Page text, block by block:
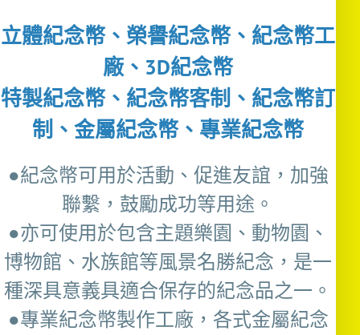
立體紀念幣、榮譽紀念幣、紀念幣工
廠、3D紀念幣
特製紀念幣、紀念幣客制、紀念幣訂
制、金屬紀念幣、專業紀念幣
●紀念幣可用於活動、促進友誼，加強
聯繫，鼓勵成功等用途。
●亦可使用於包含主題樂園、動物園、
博物館、水族館等風景名勝紀念，是一
種深具意義具適合保存的紀念品之一。
●專業紀念幣製作工廠，各式金屬紀念